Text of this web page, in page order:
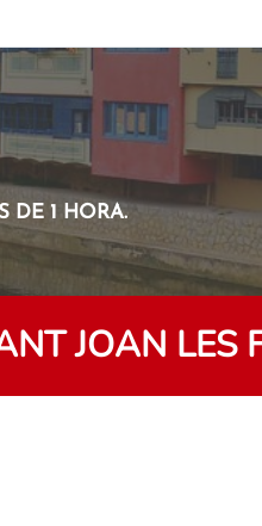
DE 1 HORA.
JOAN LES